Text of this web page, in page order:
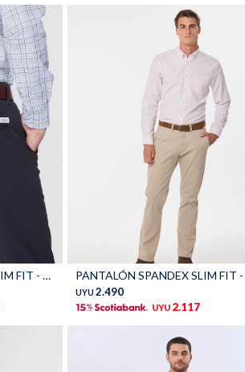
PANTALÓN SPANDEX SLIM FIT - Azul
UYU 2.490
UYU 2.117